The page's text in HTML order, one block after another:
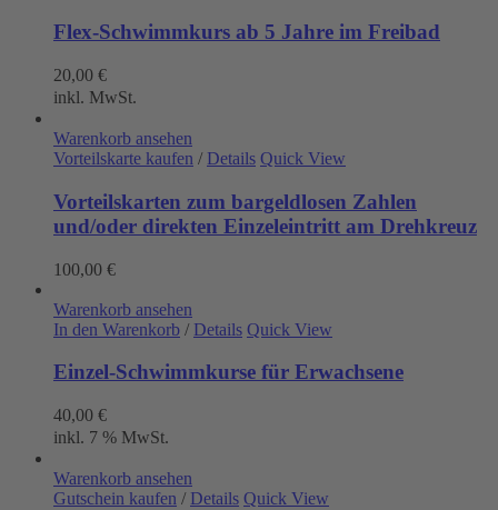
Flex-Schwimmkurs ab 5 Jahre im Freibad
20,00 €
inkl. MwSt.
Warenkorb ansehen
Vorteilskarte kaufen / Details Quick View
Vorteilskarten zum bargeldlosen Zahlen
und/oder direkten Einzeleintritt am Drehkreuz
100,00 €
Warenkorb ansehen
In den Warenkorb / Details Quick View
Einzel-Schwimmkurse für Erwachsene
40,00 €
inkl. 7 % MwSt.
Warenkorb ansehen
Gutschein kaufen / Details Quick View